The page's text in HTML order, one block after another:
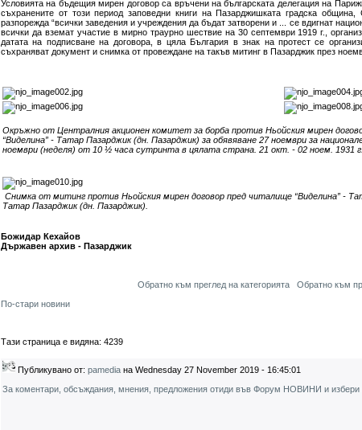
Условията на бъдещия мирен договор са връчени на българската делегация на
съхранените от този период заповедни книги на Пазарджишката градска
разпорежда “всички заведения и учреждения да бъдат затворени и ... се вдигнат
всички да вземат участие в мирно траурно шествие на 30 септември 1919 г.,
датата на подписване на договора, в цяла България в знак на протест се
съхраняват документ и снимка от провеждане на такъв митинг в Пазарджик през
Окръжно от Централния акционен комитет за борба против Ньойския мирен
“Виделина” - Татар Пазарджик (дн. Пазарджик) за обявяване 27 ноември за
ноември (неделя) от 10 ½ часа сутринта в цялата страна. 21 окт. - 02 ноем. 1931
Снимка от митинг против Ньойския мирен договор пред читалище “Виделина” -
Татар Пазарджик (дн. Пазарджик).
Божидар Кехайов
Държавен архив - Пазарджик
Обратно към преглед на категорията
Обратно към
По-стари новини
Тази страница е видяна: 4239
Публикувано от: pamedia на Wednesday 27 November 2019 - 16:45:01
За коментари, обсъждания, мнения, предложения отиди във Форум НОВИНИ и избери